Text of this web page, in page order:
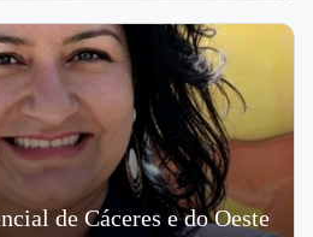
de Cáceres e do Oeste